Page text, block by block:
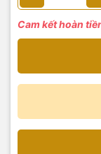
Cam kết hoàn